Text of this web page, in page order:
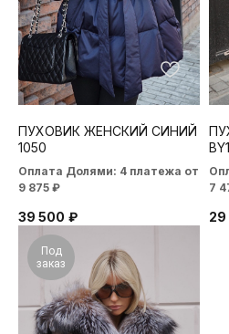
ПУХОВИК ЖЕНСКИЙ СИНИЙ
1050
Оплата Долями: 4 платежа от
9 875 ₽
39 500 ₽
7
Под
заказ